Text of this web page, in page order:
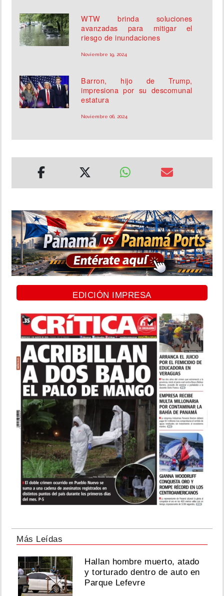
WTW brinda soluciones
avanzadas para mitigar el
riesgo de inundaciones
Noviembre 19, 2024
Barron, hijo de Trump,
impresiona por su descomunal
estatura
Noviembre 06, 2024
EDICIÓN IMPRESA
Más Leídas
Hallan hombre muerto, atado
y torturado dentro de auto en
Parque Lefevre